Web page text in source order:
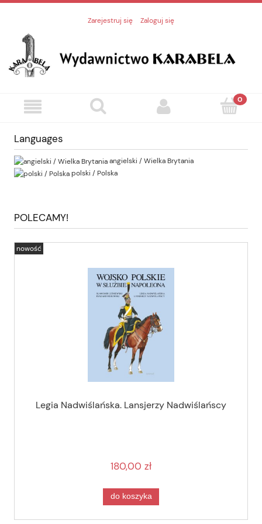
Zarejestruj się Zaloguj się
Languages
angielski / Wielka Brytania
polski / Polska
POLECAMY!
Legia Nadwiślańska. Lansjerzy Nadwiślańscy
180,00 zł
do koszyka
nowość